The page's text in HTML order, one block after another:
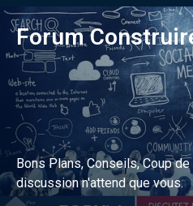
Forum
Bons Plans, Conseils, Coup
discussion n'attend que vous.